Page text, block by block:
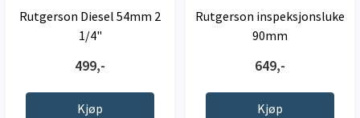
Rutgerson Diesel 54mm 2
1/4"
499,-
Kjøp
Rutgerson inspeksjonsluke
90mm
649,-
Kjøp